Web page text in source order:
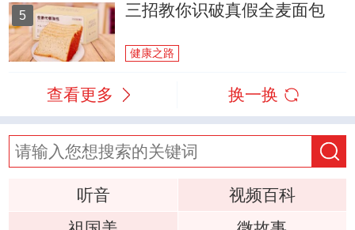
5 三招教你识破真假全麦面包
健康之路
查看更多 换一换
听音
视频百科